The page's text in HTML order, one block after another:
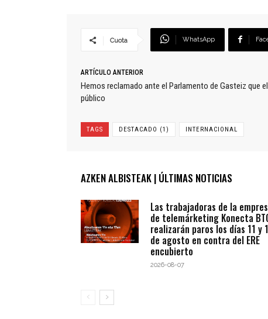
Cuota WhatsApp
ARTÍCULO ANTERIOR
Hemos reclamado ante el Parlamento de Gasteiz que
público
TAGS DESTACADO (1) INTERNACIONAL
AZKEN ALBISTEAK | ÚLTIMAS NOTICIAS
Las trabajadoras de la
de telemárketing Konecta
realizarán paros los días 11 y
de agosto en contra del ERE
encubierto
2026-08-07